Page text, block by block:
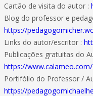
Cartão de visita do autor :
Blog do professor e
https://
Links do autor/escritor :
Publicações gratuitas do
https://
Portifólio do Professor /
https://